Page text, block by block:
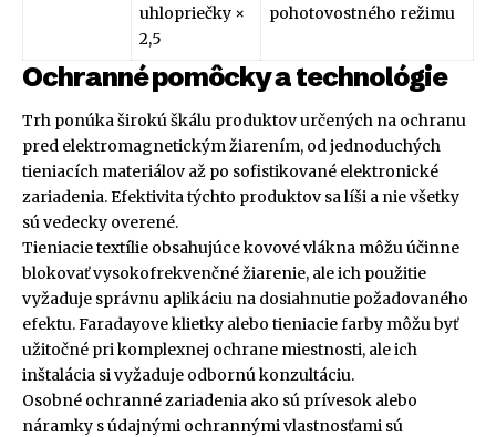
uhlopriečky ×
2,5
pohotovostného režimu
Ochranné pomôcky a technológie
Trh ponúka širokú škálu produktov určených na ochranu
pred elektromagnetickým žiarením, od jednoduchých
tieniacích materiálov až po sofistikované elektronické
zariadenia. Efektivita týchto produktov sa líši a nie všetky
sú vedecky overené.
Tieniacie textílie obsahujúce kovové vlákna môžu účinne
blokovať vysokofrekvenčné žiarenie, ale ich použitie
vyžaduje správnu aplikáciu na dosiahnutie požadovaného
efektu. Faradayove klietky alebo tieniacie farby môžu byť
užitočné pri komplexnej ochrane miestnosti, ale ich
inštalácia si vyžaduje odbornú konzultáciu.
Osobné ochranné zariadenia ako sú prívesok alebo
náramky s údajnými ochrannými vlastnosťami sú